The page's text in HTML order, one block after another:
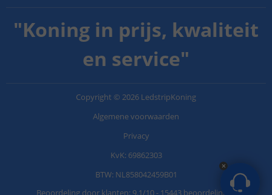
"Koning in prijs, kwaliteit
en service"
Copyright © 2026 LedstripKoning
Algemene voorwaarden
Privacy
KvK: 69862303
BTW: NL858042459B01
Beoordeling door klanten: 9.1/10- 15443 beoordelingen